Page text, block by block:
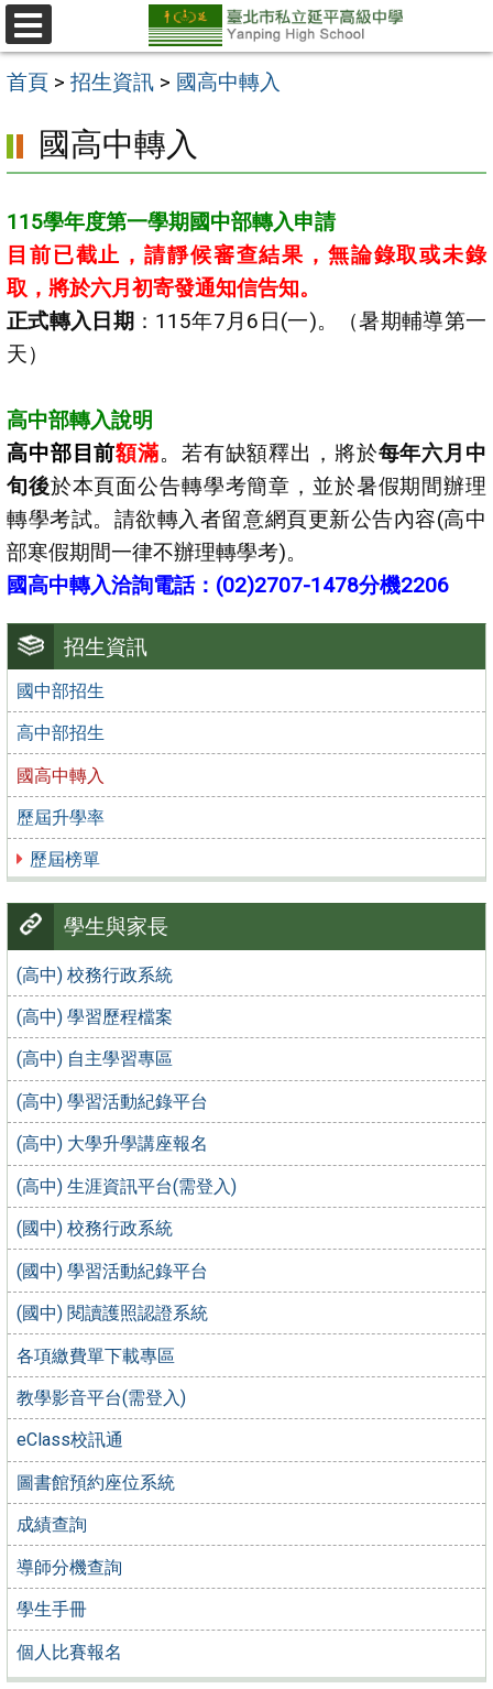
跳
至
主
容
區
選
單
首頁 > 招生資訊 > 國高中轉入
招生資訊
國中部招生
高中部招生
國高中轉入
歷屆升學率
歷屆榜單
學生與家長
(高中) 校務行政系統
(高中) 學習歷程檔案
(高中) 自主學習專區
(高中) 學習活動紀錄平台
(高中) 大學升學講座報名
(高中) 生涯資訊平台(需登入)
(國中) 校務行政系統
(國中) 學習活動紀錄平台
(國中) 閱讀護照認證系統
各項繳費單下載專區
教學影音平台(需登入)
eClass校訊通
圖書館預約座位系統
成績查詢
導師分機查詢
學生手冊
個人比賽報名
國高中轉入
115學年度第一學期國中部轉入申請
目前已截止，請靜候審查結果，無論錄取或未錄
取，將於六月初寄發通知信告知。
正式轉入日期 ：115年7月6日(一)。（暑期輔導第一
天）
高中部轉入說明
高中部目前額滿。 若有缺額釋出，將於每年六月中
旬後於本頁面公告轉學考簡章，並於暑假期間辦理
轉學考試。請欲轉入者留意網頁更新公告內容(高中
部寒假期間一律不辦理轉學考)。
國高中轉入洽詢電話：(02)2707-1478分機2206